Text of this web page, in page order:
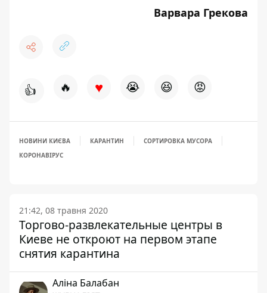
Варвара Грекова
👍 🔥 ♥ 😭 😆 😡
НОВИНИ КИЄВА КАРАНТИН
СОРТИРОВКА МУСОРА
КОРОНАВІРУС
21:42, 08 травня 2020
Торгово-развлекательные центры в
Киеве не откроют на первом этапе
снятия карантина
Аліна Балабан